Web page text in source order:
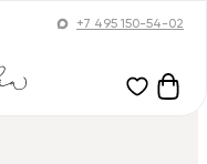
+7 495 150-54-02